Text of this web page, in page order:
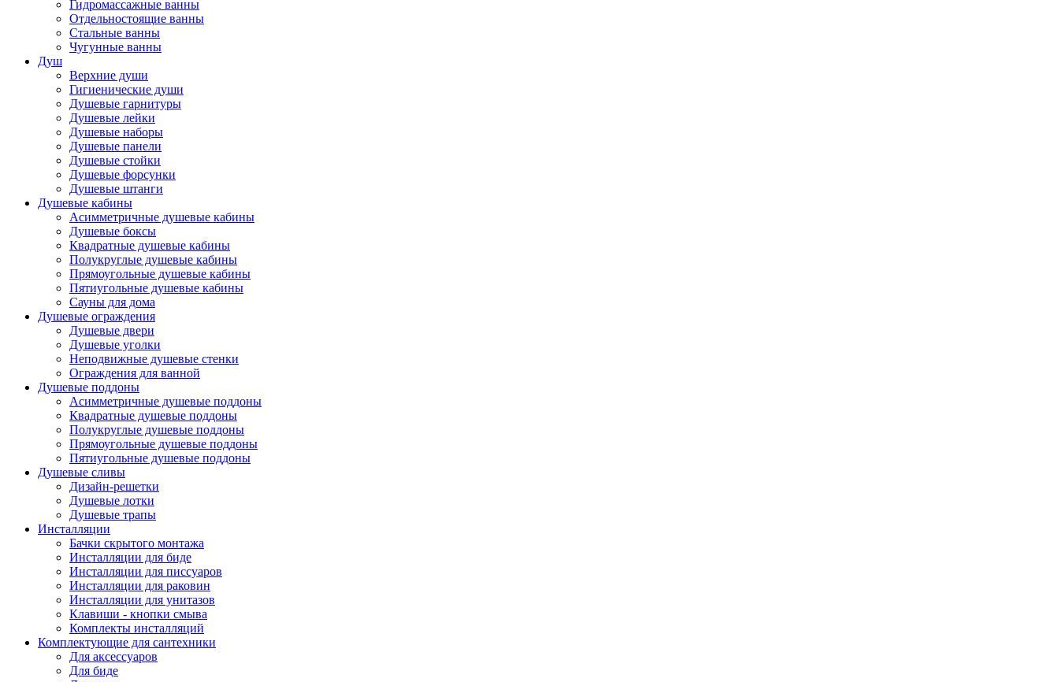
Гидромассажные ванны
Отдельностоящие ванны
Стальные ванны
Чугунные ванны
Душ
Верхние души
Гигиенические души
Душевые гарнитуры
Душевые лейки
Душевые наборы
Душевые панели
Душевые стойки
Душевые форсунки
Душевые штанги
Душевые кабины
Асимметричные душевые кабины
Душевые боксы
Квадратные душевые кабины
Полукруглые душевые кабины
Прямоугольные душевые кабины
Пятиугольные душевые кабины
Сауны для дома
Душевые ограждения
Душевые двери
Душевые уголки
Неподвижные душевые стенки
Ограждения для ванной
Душевые поддоны
Асимметричные душевые поддоны
Квадратные душевые поддоны
Полукруглые душевые поддоны
Прямоугольные душевые поддоны
Пятиугольные душевые поддоны
Душевые сливы
Дизайн-решетки
Душевые лотки
Душевые трапы
Инсталляции
Бачки скрытого монтажа
Инсталляции для биде
Инсталляции для писсуаров
Инсталляции для раковин
Инсталляции для унитазов
Клавиши - кнопки смыва
Комплекты инсталляций
Комплектующие для сантехники
Для аксессуаров
Для биде